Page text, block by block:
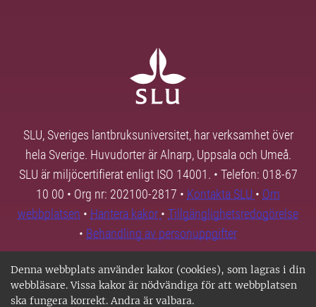
Denna webbplats använder kakor (cookies), som lagras i din
webbläsare. Vissa kakor är nödvändiga för att webbplatsen
ska fungera korrekt. Andra är valbara.
SLU, Sveriges lantbruksuniversitet, har verksamhet över
hela Sverige. Huvudorter är Alnarp, Uppsala och Umeå.
SLU är miljöcertifierat enligt ISO 14001. • Telefon: 018-67
10 00 • Org nr: 202100-2817 • Kontakta SLU • Om
webbplatsen • Hantera kakor • Tillgänglighetsredogörelse
• Behandling av personuppgifter